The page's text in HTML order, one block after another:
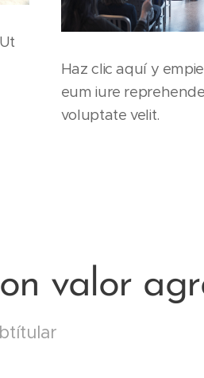
Haz clic aquí y
eum iure
voluptate velit.
valor